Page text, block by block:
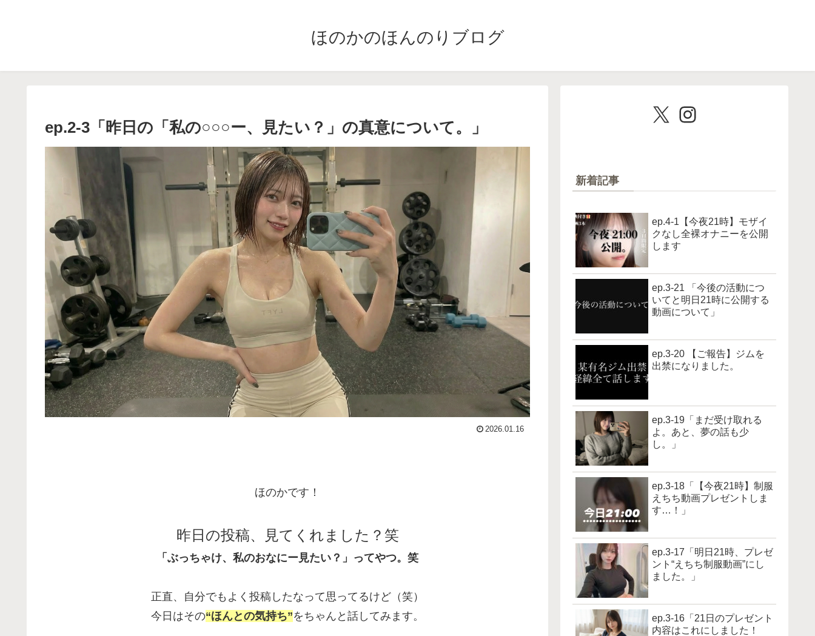
ほのかのほんのりブログ
ep.2-3「昨日の「私の○○○ー、見たい？」の真意について。」
2026.01.16
ほのかです！
昨日の投稿、見てくれました？笑
「ぶっちゃけ、私のおなにー見たい？」ってやつ。笑
正直、自分でもよく投稿したなって思ってるけど（笑）
今日はその“ほんとの気持ち”をちゃんと話してみます。
X
新着記事
ep.4-1【今夜21時】モザイ
クなし全裸オナニーを公開
します
ep.3-21 「今後の活動につ
いてと明日21時に公開する
動画について」
ep.3-20 【ご報告】ジムを
出禁になりました。
ep.3-19「まだ受け取れる
よ。あと、夢の話も少
し。」
ep.3-18「【今夜21時】制服
えちち動画プレゼントしま
す…！」
ep.3-17「明日21時、プレゼ
ント“えちち制服動画”にし
ました。」
ep.3-16「21日のプレゼント
内容はこれにしました！